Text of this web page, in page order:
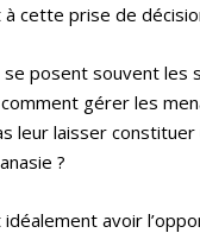
cette prise de
se posent souvent les
gérer les
leur laisser constituer
?
idéalement avoir